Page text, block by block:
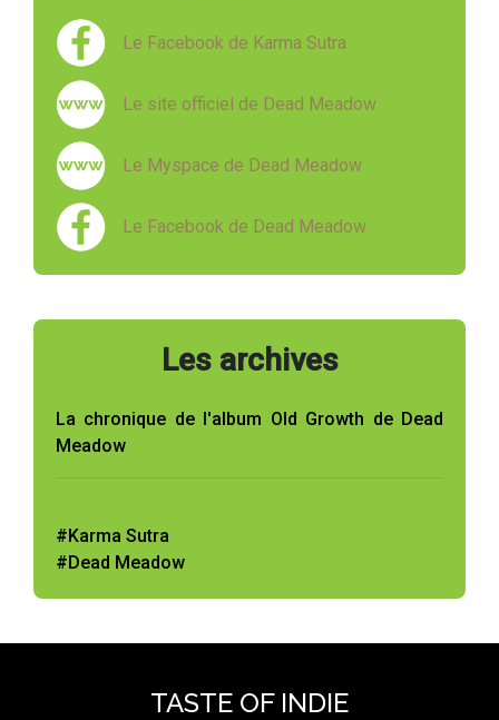
Le Facebook de Karma Sutra
Le site officiel de Dead Meadow
Le Myspace de Dead Meadow
Le Facebook de Dead Meadow
Les archives
La chronique de l'album Old Growth de Dead
Meadow
#Karma Sutra
#Dead Meadow
TASTE OF INDIE